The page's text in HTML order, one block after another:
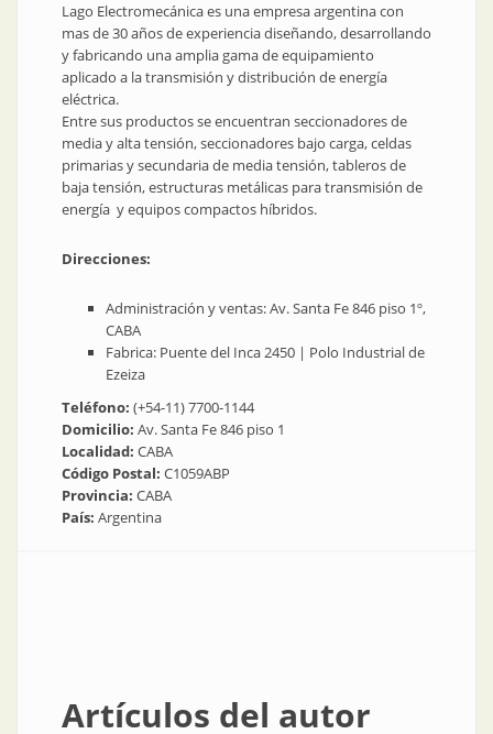
Lago Electromecánica es una empresa argentina con
mas de 30 años de experiencia diseñando, desarrollando
y fabricando una amplia gama de equipamiento
aplicado a la transmisión y distribución de energía
eléctrica.
Entre sus productos se encuentran seccionadores de
media y alta tensión, seccionadores bajo carga, celdas
primarias y secundaria de media tensión, tableros de
baja tensión, estructuras metálicas para transmisión de
energía y equipos compactos híbridos.
Direcciones:
Administración y ventas: Av. Santa Fe 846 piso 1º,
CABA
Fabrica: Puente del Inca 2450 | Polo Industrial de
Ezeiza
Teléfono: (+54-11) 7700-1144
Domicilio: Av. Santa Fe 846 piso 1
Localidad: CABA
Código Postal: C1059ABP
Provincia: CABA
País: Argentina
Artículos del autor